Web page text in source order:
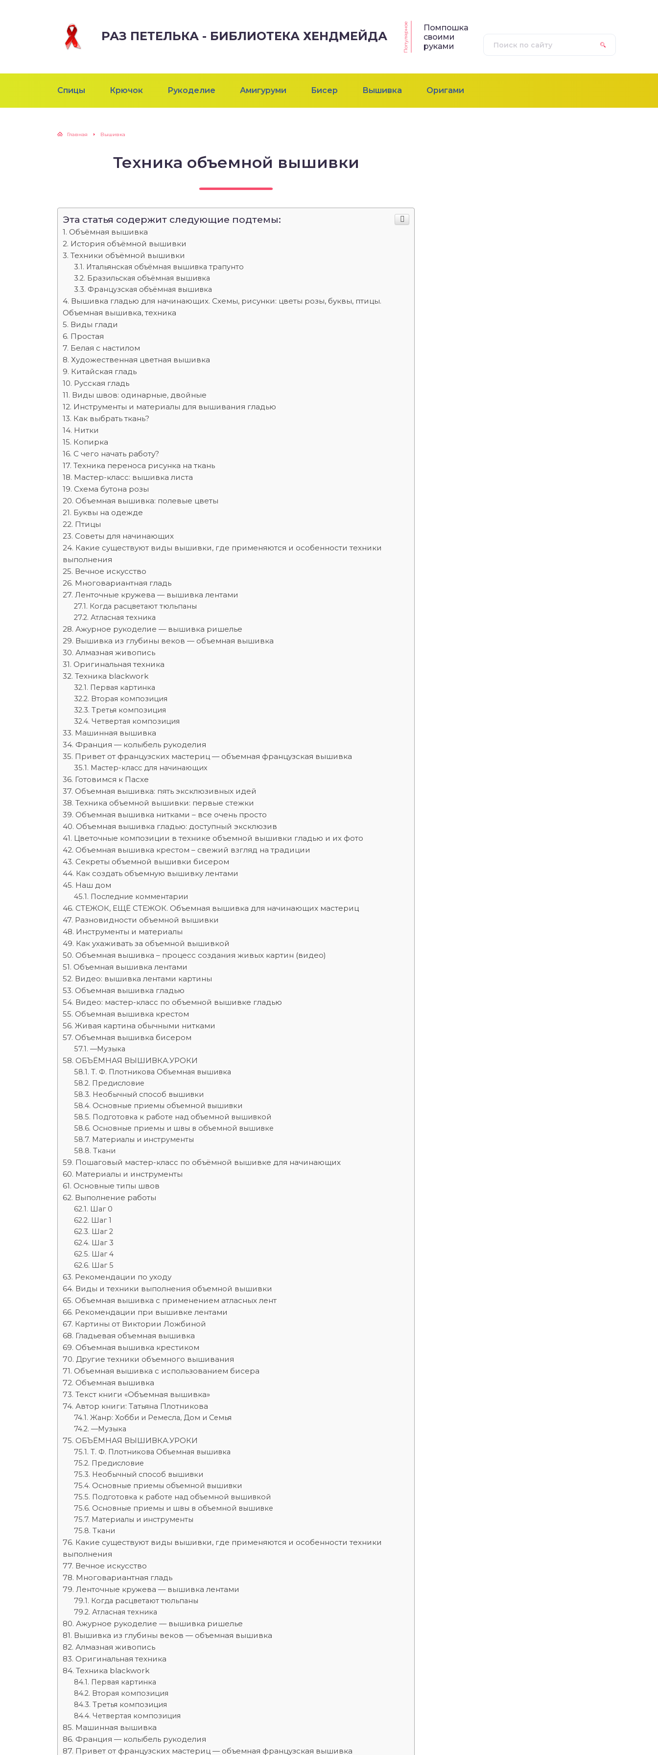
РАЗ ПЕТЕЛЬКА - БИБЛИОТЕКА ХЕНДМЕЙДА Популярное
Помпошка
своими
руками
Спицы Крючок Рукоделие Амигуруми Бисер Вышивка Оригами
Главная Вышивка
Техника объемной вышивки
Эта статья содержит следующие подтемы:
Объёмная вышивка
История объёмной вышивки
Техники объёмной вышивки
Итальянская объёмная вышивка трапунто
Бразильская объёмная вышивка
Французская объёмная вышивка
Вышивка гладью для начинающих. Схемы, рисунки: цветы розы, буквы, птицы.
Объемная вышивка, техника
Виды глади
Простая
Белая с настилом
Художественная цветная вышивка
Китайская гладь
Русская гладь
Виды швов: одинарные, двойные
Инструменты и материалы для вышивания гладью
Как выбрать ткань?
Нитки
Копирка
С чего начать работу?
Техника переноса рисунка на ткань
Мастер-класс: вышивка листа
Схема бутона розы
Объемная вышивка: полевые цветы
Буквы на одежде
Птицы
Советы для начинающих
Какие существуют виды вышивки, где применяются и особенности техники
выполнения
Вечное искусство
Многовариантная гладь
Ленточные кружева — вышивка лентами
Когда расцветают тюльпаны
Атласная техника
Ажурное рукоделие — вышивка ришелье
Вышивка из глубины веков — объемная вышивка
Алмазная живопись
Оригинальная техника
Техника blackwork
Первая картинка
Вторая композиция
Третья композиция
Четвертая композиция
Машинная вышивка
Франция — колыбель рукоделия
Привет от французских мастериц — объемная французская вышивка
Мастер-класс для начинающих
Готовимся к Пасхе
Объемная вышивка: пять эксклюзивных идей
Техника объемной вышивки: первые стежки
Объемная вышивка нитками – все очень просто
Объемная вышивка гладью: доступный эксклюзив
Цветочные композиции в технике объемной вышивки гладью и их фото
Объемная вышивка крестом – свежий взгляд на традиции
Секреты объемной вышивки бисером
Как создать объемную вышивку лентами
Наш дом
Последние комментарии
СТЕЖОК, ЕЩЁ СТЕЖОК. Объемная вышивка для начинающих мастериц
Разновидности объемной вышивки
Инструменты и материалы
Как ухаживать за объемной вышивкой
Объемная вышивка – процесс создания живых картин (видео)
Объемная вышивка лентами
Видео: вышивка лентами картины
Объемная вышивка гладью
Видео: мастер-класс по объемной вышивке гладью
Объемная вышивка крестом
Живая картина обычными нитками
Объемная вышивка бисером
—Музыка
ОБЪЁМНАЯ ВЫШИВКА.УРОКИ
Т. Ф. Плотникова Объемная вышивка
Предисловие
Необычный способ вышивки
Основные приемы объемной вышивки
Подготовка к работе над объемной вышивкой
Основные приемы и швы в объемной вышивке
Материалы и инструменты
Ткани
Пошаговый мастер-класс по объёмной вышивке для начинающих
Материалы и инструменты
Основные типы швов
Выполнение работы
Шаг 0
Шаг 1
Шаг 2
Шаг 3
Шаг 4
Шаг 5
Рекомендации по уходу
Виды и техники выполнения объемной вышивки
Объемная вышивка с применением атласных лент
Рекомендации при вышивке лентами
Картины от Виктории Ложбиной
Гладьевая объемная вышивка
Объемная вышивка крестиком
Другие техники объемного вышивания
Объемная вышивка с использованием бисера
Объемная вышивка
Текст книги «Объемная вышивка»
Автор книги: Татьяна Плотникова
Жанр: Хобби и Ремесла, Дом и Семья
—Музыка
ОБЪЁМНАЯ ВЫШИВКА.УРОКИ
Т. Ф. Плотникова Объемная вышивка
Предисловие
Необычный способ вышивки
Основные приемы объемной вышивки
Подготовка к работе над объемной вышивкой
Основные приемы и швы в объемной вышивке
Материалы и инструменты
Ткани
Какие существуют виды вышивки, где применяются и особенности техники
выполнения
Вечное искусство
Многовариантная гладь
Ленточные кружева — вышивка лентами
Когда расцветают тюльпаны
Атласная техника
Ажурное рукоделие — вышивка ришелье
Вышивка из глубины веков — объемная вышивка
Алмазная живопись
Оригинальная техника
Техника blackwork
Первая картинка
Вторая композиция
Третья композиция
Четвертая композиция
Машинная вышивка
Франция — колыбель рукоделия
Привет от французских мастериц — объемная французская вышивка